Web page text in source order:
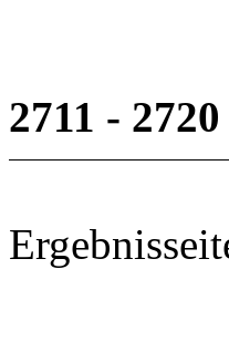
2711 -